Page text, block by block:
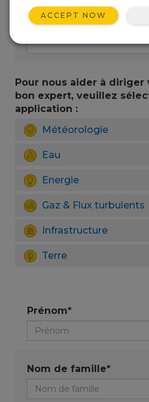
Pour nous aider à diriger
bon expert, veuillez
application :
Météorologie
Eau
Energie
Gaz & Flux turbulents
Infrastructure
Terre
Prénom*
Nom de famille*
ACCEPT NOW